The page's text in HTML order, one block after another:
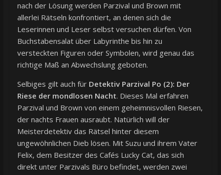
nach der Lösung werden Parzival und Brown mit
allerlei Rätseln konfrontiert, an denen sich die
Leserinnen und Leser selbst versuchen dürfen. Von
Buchstabensalat über Labyrinthe bis hin zu
versteckten Figuren oder Symbolen, wird genau das
richtige Maß an Abwechslung geboten.
Selbiges gilt auch für Detektiv Parzival Po (2): Der
Riese der mondlosen Nacht. Dieses Mal erfahren
Parzival und Brown von einem geheimnisvollen Riesen,
der nachts Frauen ausraubt. Natürlich will der
Meisterdetektiv das Rätsel hinter diesem
ungewöhnlichen Dieb lösen. Mit Suzu und ihrem Vater
Felix, dem Besitzer des Cafés Lucky Cat, das sich
direkt unter Parzivals Büro befindet, werden zwei